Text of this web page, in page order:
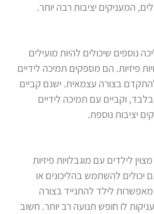
המעניקים יציבות רבה יותר.
נוספים שיכולים להיות מועילים
פיזיות. הם מספקים תמיכה לידיים
בצורה עצמאית. ישנם קביים
וקביים עם תמיכה לידיים
יציבות נוספת.
לילדים עם מוגבלויות פיזיות
יכולים להשתמש בהליכונים או
לילד להתנייד בצורה
לו חופש תנועה רב יותר. חשוב